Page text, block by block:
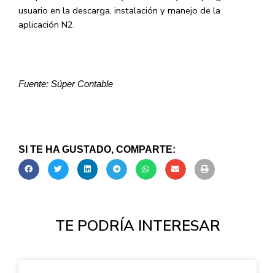
usuario en la descarga, instalación y manejo de la
aplicación N2.
Fuente: Súper Contable
SI TE HA GUSTADO, COMPARTE:
TE PODRÍA INTERESAR